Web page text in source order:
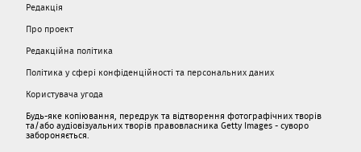
Редакція
Про проект
Редакційна політика
Політика у сфері конфіденційності та персональних даних
Користувача угода
Будь-яке копіювання, передрук та відтворення фотографічних творів
та/або аудіовізуальних творів правовласника Getty Images - суворо
забороняється.